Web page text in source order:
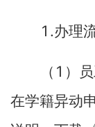
1.办理
（ 1 ）
在学籍异动